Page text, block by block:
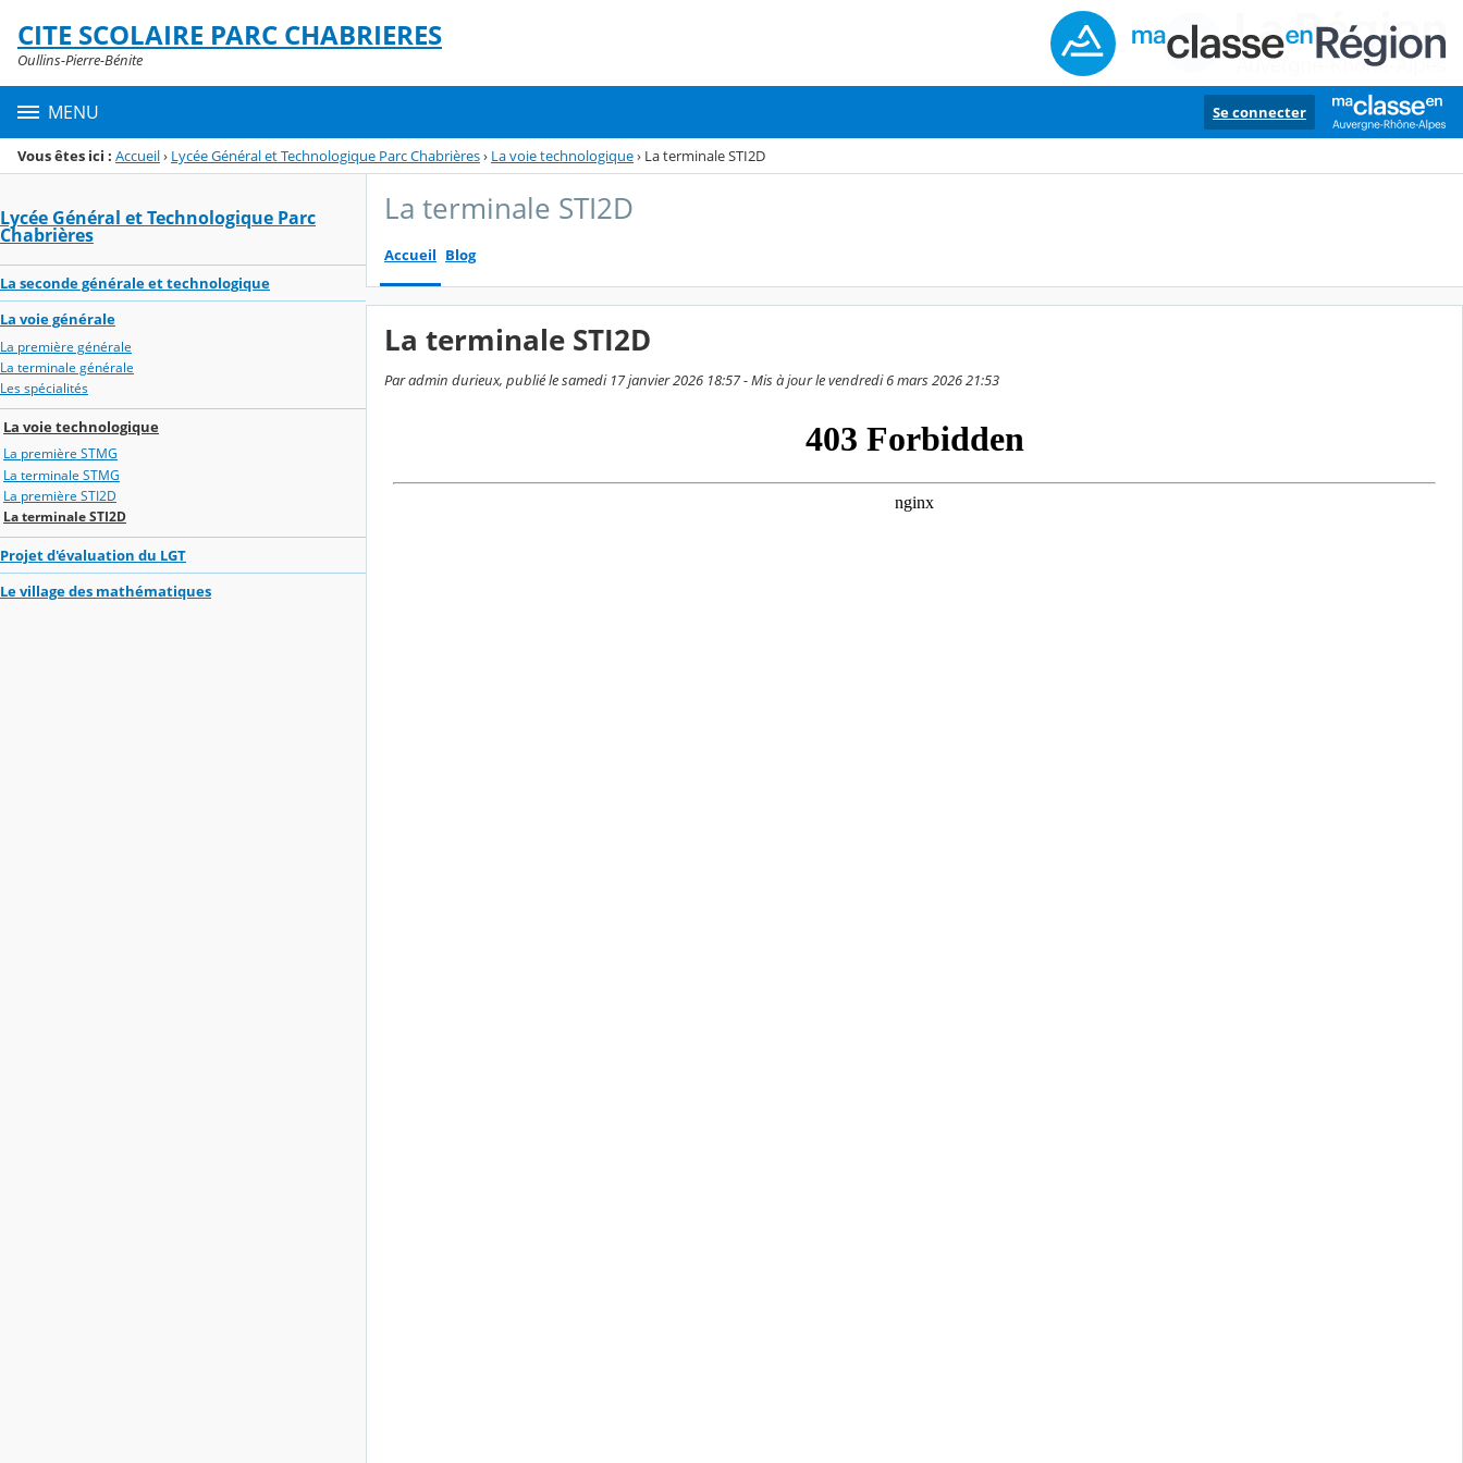
Menu de la rubrique
Contenu
CITE SCOLAIRE PARC CHABRIERES
Oullins-Pierre-Bénite
MENU Se connecter
Vous êtes ici : Accueil› Lycée Général et Technologique Parc Chabrières› La voie technologique› La terminale STI2D
Lycée Général et Technologique Parc
Chabrières
La seconde générale et technologique
La voie générale
La première générale
La terminale générale
Les spécialités
La voie technologique
La première STMG
La terminale STMG
La première STI2D
La terminale STI2D
Projet d'évaluation du LGT
Le village des mathématiques
La terminale STI2D
Accueil Blog
La terminale STI2D
Par admin durieux, publié le samedi 17 janvier 2026 18:57 - Mis à jour le vendredi 6 mars 2026 21:53